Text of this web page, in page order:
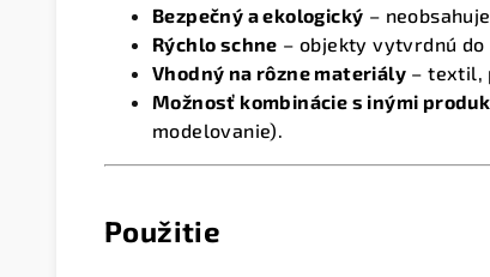
Bezpečný a ekologický –
Rýchlo schne – objekty vytvrdnú
Vhodný na rôzne materiály – textil,
Možnosť kombinácie s inými
modelovanie).
Použitie